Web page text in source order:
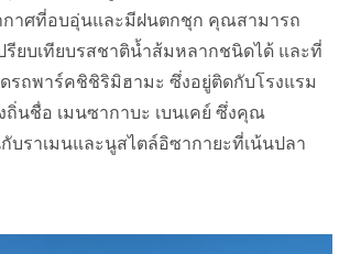
กาศที่อบอุ่นและมีฝนตกชุก คุณสามารถ
รียบเทียบรสชาติน้ำส้มหลากชนิดได้ และที่
รถพาร์คชิชิริมิฮามะ ซึ่งอยู่ติดกับโรงแรม
นชื่อ เมนซากาบะ เบนเคย์ ซึ่งคุณ
บราเมนและนูสไตล์อิซากายะที่เน้นปลา